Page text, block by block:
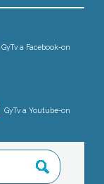
GyTv a Facebook-on
GyTv a Youtube-on